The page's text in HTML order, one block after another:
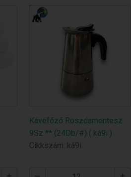
Kávéfőző Roszdamentesz
9Sz ** (24Db/#) ( ká9i )
Cikkszám: ká9i